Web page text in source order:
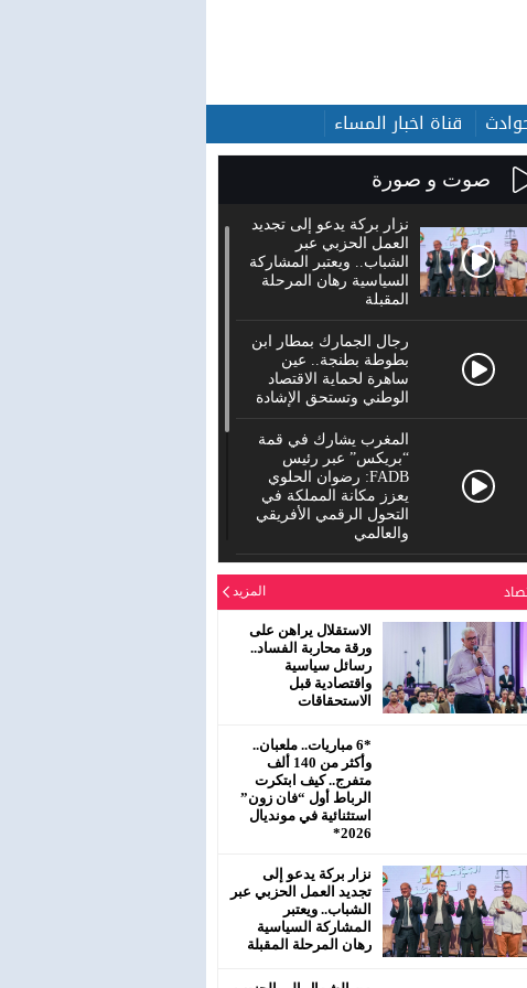
قناة اخبار المساء
صوت و صورة
نزار بركة يدعو إلى تجديد
العمل الحزبي عبر
الشباب.. ويعتبر المشاركة
السياسية رهان المرحلة
المقبلة
رجال الجمارك بمطار ابن
بطوطة بطنجة.. عين
ساهرة لحماية الاقتصاد
الوطني وتستحق الإشادة
المغرب يشارك في قمة
“بريكس” عبر رئيس
FADB: رضوان الحلوي
يعزز مكانة المملكة في
التحول الرقمي الأفريقي
والعالمي
الدورة العادية للمجلس
الإقليمي لحزب الاستقلال
بمفتشية عين الشق
سيدي معروف
رئيس جماعة البروج /
اقليم سطات : لا يحترم
جلالة الملك محمد
المزيد
الاستقلال يراهن على
ورقة محاربة الفساد..
رسائل سياسية
واقتصادية قبل
الاستحقاقات
*6 مباريات.. ملعبان..
وأكثر من 140 ألف
متفرج.. كيف ابتكرت
الرباط أول “فان زون”
استثنائية في مونديال
2026*
نزار بركة يدعو إلى
تجديد العمل الحزبي عبر
الشباب.. ويعتبر
المشاركة السياسية
رهان المرحلة المقبلة